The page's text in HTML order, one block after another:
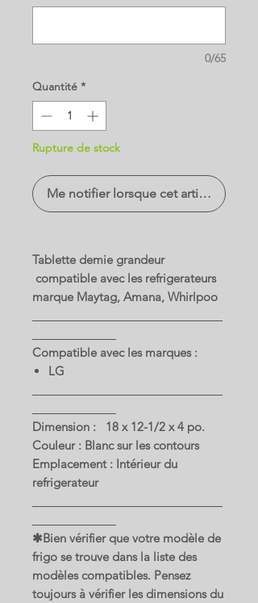
0/65
Quantité *
Rupture de stock
Me notifier lorsque cet article est
Tablette demie grandeur
compatible avec les refrigerateurs
marque Maytag, Amana, Whirlpoo
Compatible avec les marques :
LG
Dimension : 18 x 12-1/2 x 4 po.
Couleur : Blanc sur les contours
Emplacement : Intérieur du
refrigerateur
✱Bien vérifier que votre modèle de
frigo se trouve dans la liste des
modèles compatibles. Pensez
toujours à vérifier les dimensions du